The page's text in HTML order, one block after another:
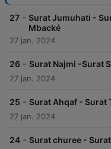
27 - Surat Jumuhati -
Mbacké
27 jan. 2024
26 - Surat Najmi -Surat
27 jan. 2024
25 - Surat Ahqaf - Surat
27 jan. 2024
24 - Surat churee -